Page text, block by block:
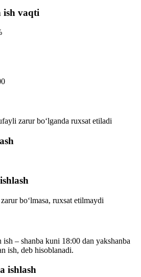
ish vaqti
zarur bo‘lganda ruxsat etiladi
bo‘lmasa, ruxsat etilmaydi
– shanba kuni 18:00 dan yakshanba
ish, deb hisoblanadi.
ishlash